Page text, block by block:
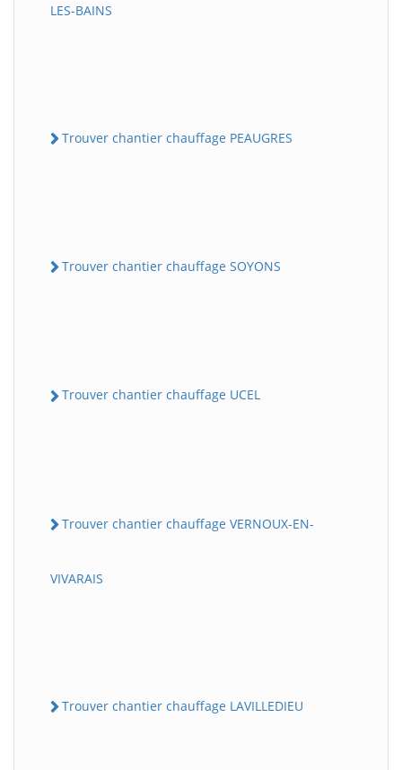
LES-BAINS
Trouver chantier chauffage PEAUGRES
Trouver chantier chauffage SOYONS
Trouver chantier chauffage UCEL
Trouver chantier chauffage VERNOUX-EN-
VIVARAIS
Trouver chantier chauffage LAVILLEDIEU